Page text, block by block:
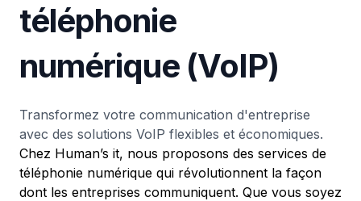
téléphonie
numérique (VoIP)
Transformez votre communication d'entreprise
avec des solutions VoIP flexibles et économiques.
Chez Human’s it, nous proposons des services de
téléphonie numérique qui révolutionnent la façon
dont les entreprises communiquent. Que vous soyez